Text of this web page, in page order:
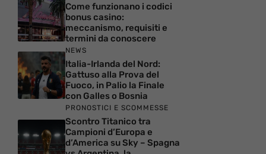
Come funzionano i codici
bonus casino:
meccanismo, requisiti e
termini da conoscere
NEWS
Italia-Irlanda del Nord:
Gattuso alla Prova del
Fuoco, in Palio la Finale
con Galles o Bosnia
PRONOSTICI E SCOMMESSE
Scontro Titanico tra
Campioni d’Europa e
d’America su Sky – Spagna